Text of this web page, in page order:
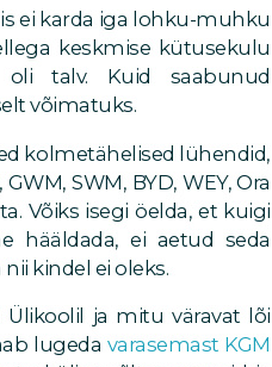
ei karda iga lohku-muhku
keskmise kütusekulu
talv. Kuid saabunud
võimatuks.
kolmetähelised lühendid,
SWM, BYD, WEY, Ora
Võiks isegi öelda, et kuigi
hääldada, ei aetud seda
kindel ei oleks.
ja mitu väravat lõi
lugeda varasemast KGM